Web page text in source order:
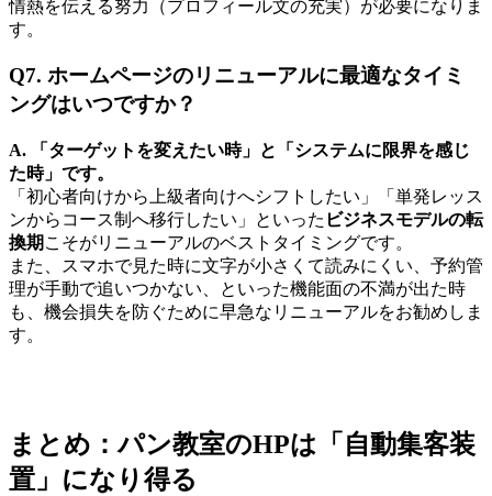
情熱を伝える努力（プロフィール文の充実）が必要になりま
す。
Q7. ホームページのリニューアルに最適なタイミ
ングはいつですか？
A. 「ターゲットを変えたい時」と「システムに限界を感じ
た時」です。
「初心者向けから上級者向けへシフトしたい」「単発レッス
ンからコース制へ移行したい」といった ビジネスモデルの転
換期 こそがリニューアルのベストタイミングです。
また、スマホで見た時に文字が小さくて読みにくい、予約管
理が手動で追いつかない、といった機能面の不満が出た時
も、機会損失を防ぐために早急なリニューアルをお勧めしま
す。
まとめ：パン教室のHPは「自動集客装
置」になり得る